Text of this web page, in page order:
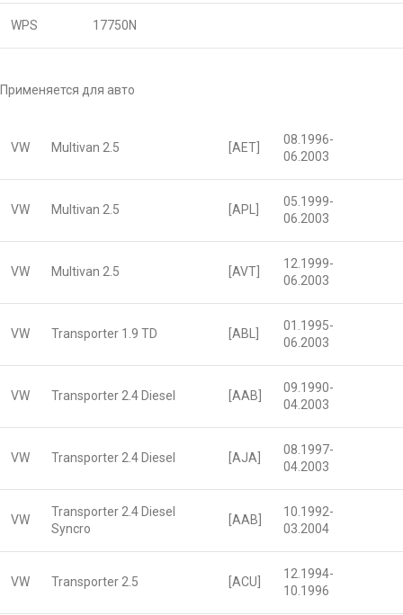
WPS 17750N
Применяется для авто
VW Multivan 2.5 [AET]
08.1996-
06.2003
VW Multivan 2.5 [APL]
05.1999-
06.2003
VW Multivan 2.5 [AVT]
12.1999-
06.2003
VW Transporter 1.9 TD [ABL]
01.1995-
06.2003
VW Transporter 2.4 Diesel [AAB]
09.1990-
04.2003
VW Transporter 2.4 Diesel [AJA]
08.1997-
04.2003
VW
Transporter 2.4 Diesel
Syncro
[AAB]
10.1992-
03.2004
VW Transporter 2.5 [ACU]
12.1994-
10.1996